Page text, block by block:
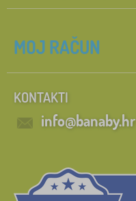
MOJ RAČUN
KONTAKTI
info@banaby.hr